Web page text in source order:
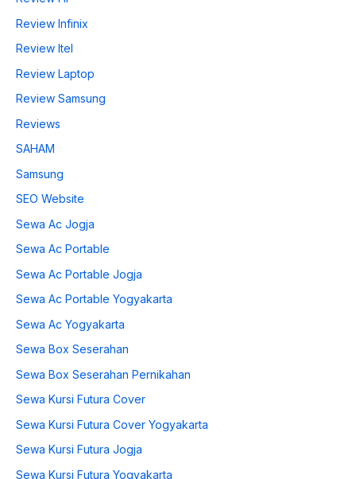
Review Infinix
Review Itel
Review Laptop
Review Samsung
Reviews
SAHAM
Samsung
SEO Website
Sewa Ac Jogja
Sewa Ac Portable
Sewa Ac Portable Jogja
Sewa Ac Portable Yogyakarta
Sewa Ac Yogyakarta
Sewa Box Seserahan
Sewa Box Seserahan Pernikahan
Sewa Kursi Futura Cover
Sewa Kursi Futura Cover Yogyakarta
Sewa Kursi Futura Jogja
Sewa Kursi Futura Yogyakarta